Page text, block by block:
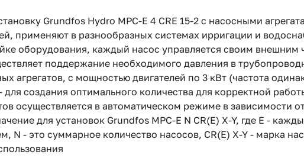
Grundfos Hydro MPC-E 4 CRE 15-2 с насосными
применяют в разнообразных системах ирригации и
оборудования, каждый насос управляется своим внешним
поддержание необходимого давления в
агрегатов, с мощностью двигателей по 3 кВт (частота
создания оптимального количества для корректной
осуществляется в автоматическом режиме в зависимости
для установок Grundfos MPC-E N CR(E) X-Y, где E -
N - это суммарное количество насосов, CR(E) X-Y - марка